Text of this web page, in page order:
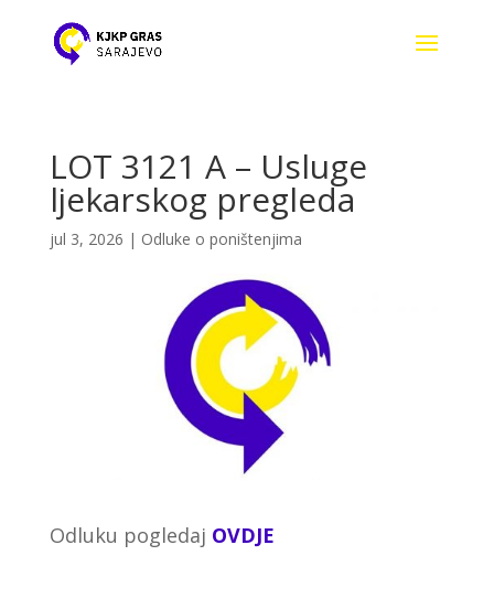
LOT 3121 A – Usluge
ljekarskog pregleda
jul 3, 2026 | Odluke o poništenjima
Odluku pogledaj OVDJE